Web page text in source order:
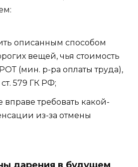
описанным способом
вещей, чья стоимость
(мин. р-ра оплаты труда),
579 ГК РФ;
требовать какой-
из-за отмены